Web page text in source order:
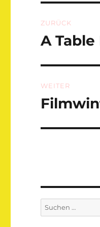
ZURÜCK
Vorheriger
A Table
WEITER
Nächster
Suchen
nach: